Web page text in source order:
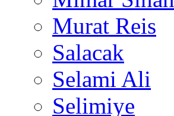
Murat Reis
Salacak
Selami Ali
Selimiye